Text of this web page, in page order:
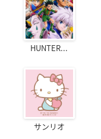
HUNTER...
サンリオ